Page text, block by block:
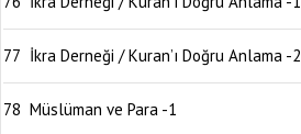
77 İkra Derneği / Kuran’ı Doğru Anlama -2
78 Müslüman ve Para -1